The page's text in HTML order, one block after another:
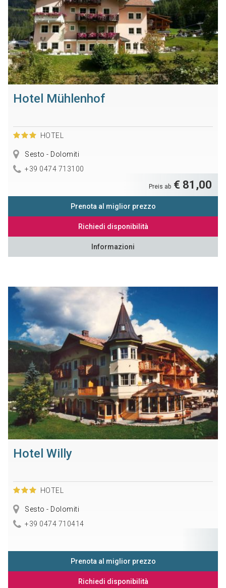
Hotel Mühlenhof
HOTEL
Sesto - Dolomiti
+39 0474 713100
Preis ab € 81,00
Prenota al miglior prezzo
Richiedi disponibilità
Informazioni
Hotel Willy
HOTEL
Sesto - Dolomiti
+39 0474 710414
Prenota al miglior prezzo
Richiedi disponibilità